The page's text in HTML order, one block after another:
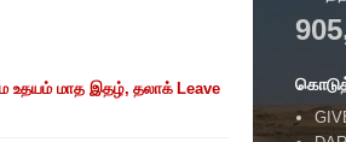
உதயம் மாத இதழ், தலாக் Leave